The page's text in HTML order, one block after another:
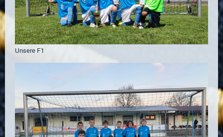
Unsere F1